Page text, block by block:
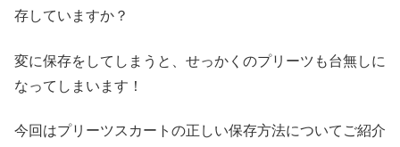
存していますか？
変に保存をしてしまうと、せっかくのプリーツも台無しに
なってしまいます！
今回はプリーツスカートの正しい保存方法についてご紹介